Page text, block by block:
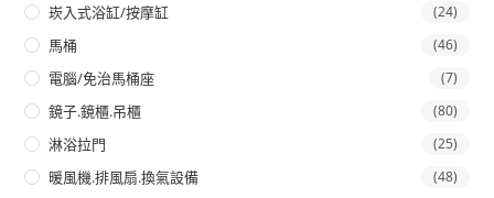
崁入式浴缸/按摩缸 (24)
馬桶 (46)
電腦/免治馬桶座 (7)
鏡子.鏡櫃.吊櫃 (80)
淋浴拉門 (25)
暖風機.排風扇.換氣設備 (48)